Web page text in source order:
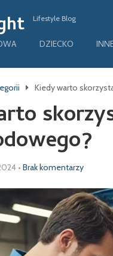
Lifestyle Blog
DZIECKO
Kiedy warto
• Brak komentarzy